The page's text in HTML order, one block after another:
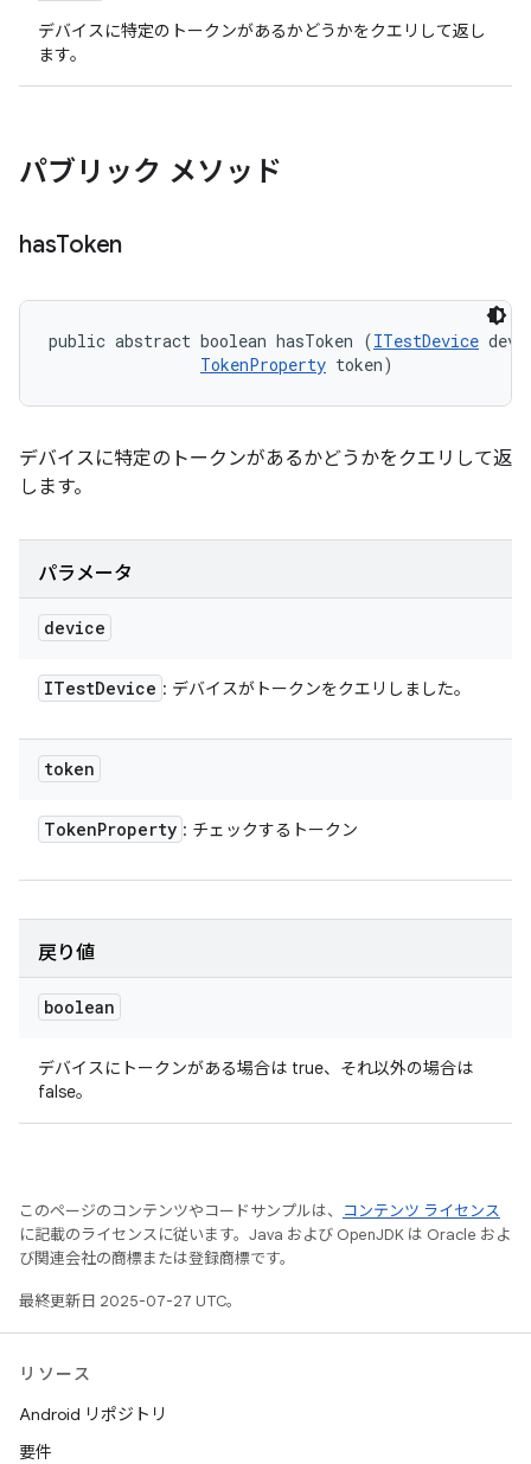
デバイスに特定のトークンがあるかどうかをクエリして返し
ます。
パブリック メソッド
hasToken
public abstract boolean hasToken (ITestDevice
TokenProperty token)
デバイスに特定のトークンがあるかどうかをクエリして返
します。
パラメータ
device
ITestDevice : デバイスがトークンをクエリしました。
token
TokenProperty : チェックするトークン
戻り値
boolean
デバイスにトークンがある場合は true、それ以外の場合は
false。
このページのコンテンツやコードサンプルは、
コンテンツ ライセンス
に記載のライセンスに従います。Java および OpenJDK は Oracle およ
び関連会社の商標または登録商標です。
最終更新日 2025-07-27 UTC。
リソース
Android リポジトリ
要件